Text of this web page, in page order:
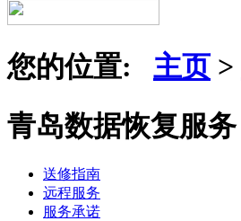
您的位置: 主页 >
青岛数据恢复服务
送修指南
远程服务
服务承诺